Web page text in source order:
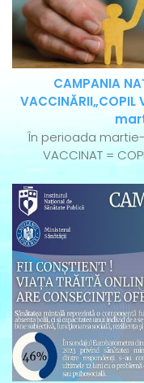
CAMPANIA
VACCINĂRII„COPIL
În perioada martie-
VACCINAT =